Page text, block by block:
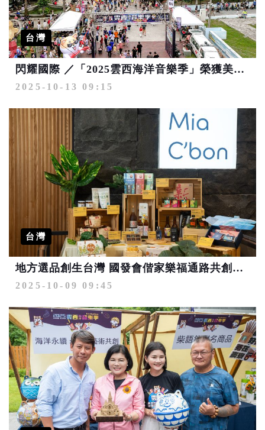
台灣
閃耀國際 ／「2025雲西海洋音樂季」榮獲美國IAA MUSE創意大獎最高榮譽-雙鉑金殊榮
2025-10-13 09:15
台灣
地方選品創生台灣 國發會偕家樂福通路共創新舞台
2025-10-09 09:45